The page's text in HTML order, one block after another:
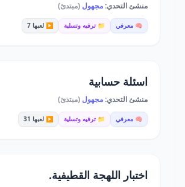
منشئ التحدي:مجهول (مبتدئ)
🧠 معرفي 📁 ترفيه وتسلية ▶️ لعبها 7
اسئلة حسابية
منشئ التحدي:مجهول (مبتدئ)
🧠 معرفي 📁 ترفيه وتسلية ▶️ لعبها 31
اختبار اللهجة القطيفية.